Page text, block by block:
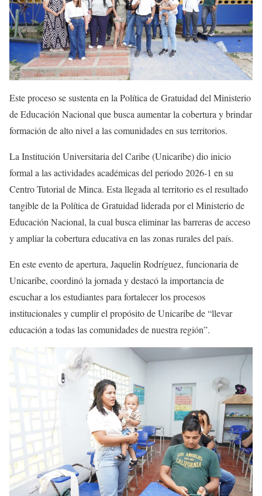
Este proceso se sustenta en la Política de Gratuidad del Ministerio
de Educación Nacional que busca aumentar la cobertura y brindar
formación de alto nivel a las comunidades en sus territorios.
La Institución Universitaria del Caribe (Unicaribe) dio inicio
formal a las actividades académicas del periodo 2026-1 en su
Centro Tutorial de Minca. Esta llegada al territorio es el resultado
tangible de la Política de Gratuidad liderada por el Ministerio de
Educación Nacional, la cual busca eliminar las barreras de acceso
y ampliar la cobertura educativa en las zonas rurales del país.
En este evento de apertura, Jaquelin Rodríguez, funcionaria de
Unicaribe, coordinó la jornada y destacó la importancia de
escuchar a los estudiantes para fortalecer los procesos
institucionales y cumplir el propósito de Unicaribe de “llevar
educación a todas las comunidades de nuestra región”.